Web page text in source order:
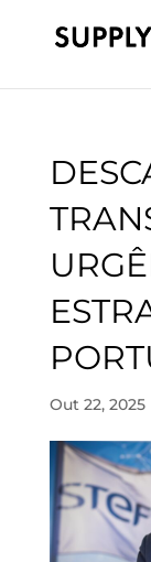
Out 22, 2025